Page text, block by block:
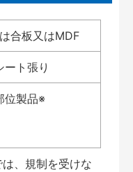
合板又はMDF
ート張り
位製品※
、規制を受けな